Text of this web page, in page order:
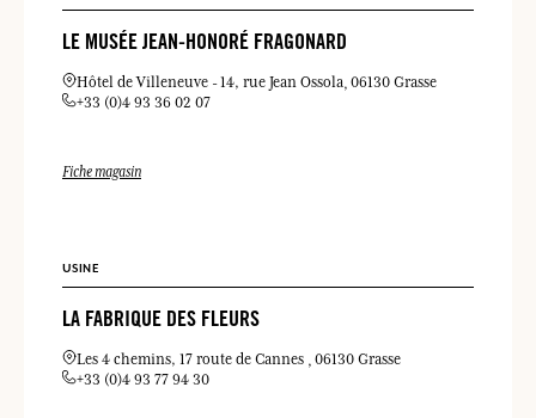
LE MUSÉE JEAN-HONORÉ FRAGONARD
Hôtel de Villeneuve 14, rue Jean Ossola 06130 Grasse
+33 (0)4 93 36 02 07
Fiche magasin
USINE
LA FABRIQUE DES FLEURS
Les 4 chemins, 17 route de Cannes
06130 Grasse
+33 (0)4 93 77 94 30